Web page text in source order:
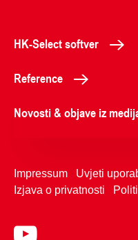
HK-Select softver
Reference
Novosti & objave iz
Impressum Uvjeti
Izjava o privatnosti